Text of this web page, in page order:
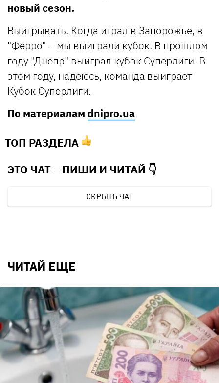
новый сезон.
Выигрывать. Когда играл в Запорожье, в
"Ферро" – мы выиграли кубок. В прошлом
году "Днепр" выиграл кубок Суперлиги. В
этом году, надеюсь, команда выиграет
Кубок Суперлиги.
По материалам dnipro.ua
ТОП РАЗДЕЛА
ЭТО ЧАТ – ПИШИ И ЧИТАЙ 👇
СКРЫТЬ ЧАТ
ЧИТАЙ ЕЩЕ